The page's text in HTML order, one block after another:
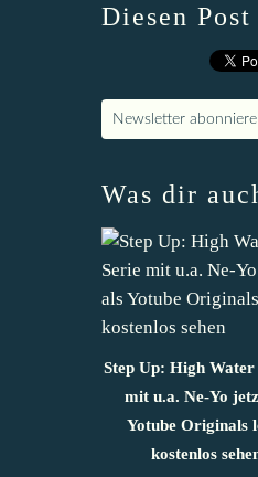
Diesen
Newsletter
Was dir
Step Up: High Water
mit u.a. Ne-Yo
Yotube Originals
kostenlos